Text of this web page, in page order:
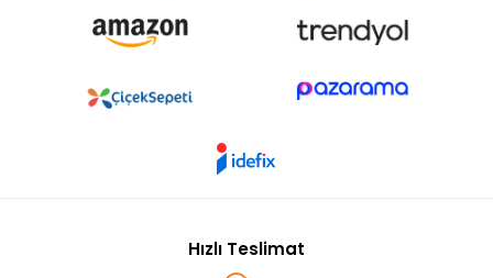
Hızlı Teslimat